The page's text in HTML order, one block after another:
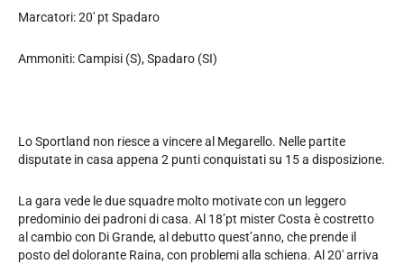
Marcatori: 20′ pt Spadaro
Ammoniti: Campisi (S), Spadaro (SI)
Lo Sportland non riesce a vincere al Megarello. Nelle partite
disputate in casa appena 2 punti conquistati su 15 a disposizione.
La gara vede le due squadre molto motivate con un leggero
predominio dei padroni di casa. Al 18’pt mister Costa è costretto
al cambio con Di Grande, al debutto quest’anno, che prende il
posto del dolorante Raina, con problemi alla schiena. Al 20′ arriva